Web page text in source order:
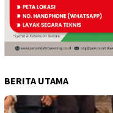
BERITA UTAMA